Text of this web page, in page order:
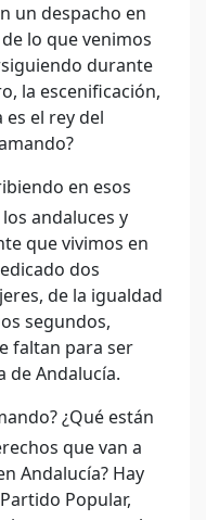
un despacho en
lo que venimos
durante
la escenificación,
el rey del
en esos
andaluces y
que vivimos en
dos
de la igualdad
segundos,
faltan para ser
de Andalucía.
¿Qué están
que van a
Andalucía? Hay
Popular,